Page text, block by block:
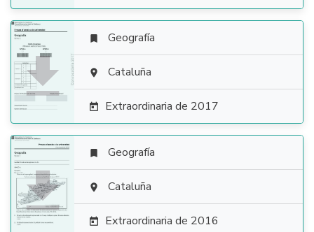

 Geografía
 Cataluña
 Extraordinaria de 2017

 Geografía
 Cataluña
 Extraordinaria de 2016